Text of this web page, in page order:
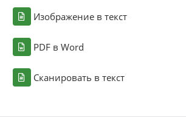
Изображение в текст
PDF в Word
Сканировать в текст